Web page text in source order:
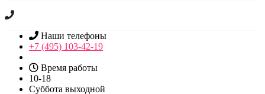
Наши телефоны
+7 (495) 103-42-19
Время работы
10-18
Суббота выходной